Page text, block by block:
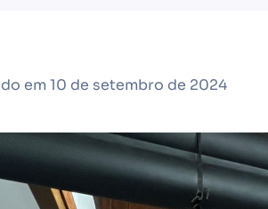
em 10 de setembro de 2024